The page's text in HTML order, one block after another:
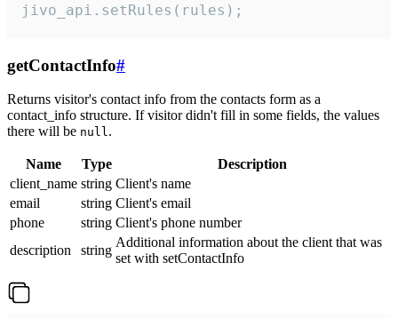
jivo_api.setRules(rules);
getContactInfo#
Returns visitor's contact info from the contacts form as a
contact_info structure. If visitor didn't fill in some fields, the values
there will be null.
Name Type
Description
client_name string Client's name
email
string Client's email
phone
string Client's phone number
description
string
Additional information about the client that was
set with setContactInfo